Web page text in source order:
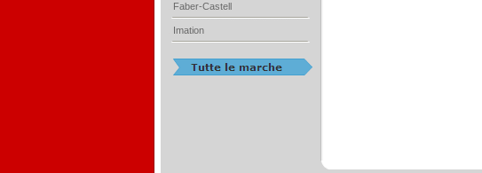
Faber-Castell
Imation